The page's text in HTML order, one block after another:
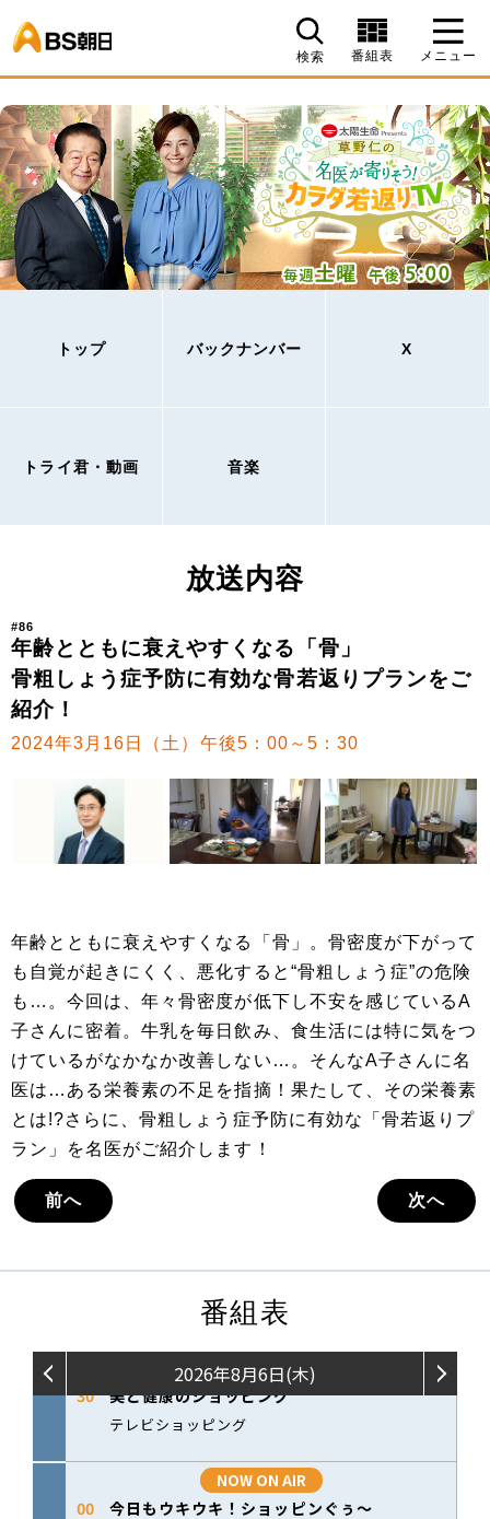
検索 番組表 メニュー
トップ バックナンバー X
トライ君・動画 音楽
放送内容
#86
年齢とともに衰えやすくなる「骨」
骨粗しょう症予防に有効な骨若返りプランをご
紹介！
2024年3月16日（土）午後5：00～5：30
年齢とともに衰えやすくなる「骨」。骨密度が下がって
も自覚が起きにくく、悪化すると“骨粗しょう症”の危険
も…。今回は、年々骨密度が低下し不安を感じているA
子さんに密着。牛乳を毎日飲み、食生活には特に気をつ
けているがなかなか改善しない…。そんなA子さんに名
医は…ある栄養素の不足を指摘！果たして、その栄養素
とは!?さらに、骨粗しょう症予防に有効な「骨若返りプ
ラン」を名医がご紹介します！
前へ 次へ
番組表